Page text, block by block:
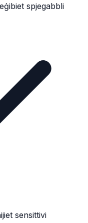
spjegabbli
sensittivi